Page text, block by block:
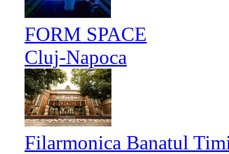
FORM SPACE
Cluj-Napoca
Filarmonica Banatul